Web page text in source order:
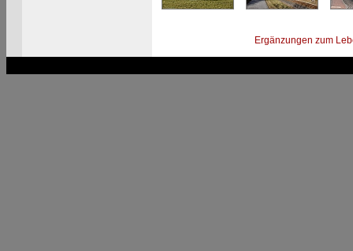
Ergänzungen zum